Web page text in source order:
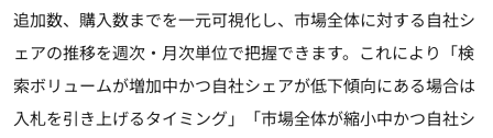
追加数、購入数までを一元可視化し、市場全体に対する自社シ
ェアの推移を週次・月次単位で把握できます。これにより「検
索ボリュームが増加中かつ自社シェアが低下傾向にある場合は
入札を引き上げるタイミング」「市場全体が縮小中かつ自社シ